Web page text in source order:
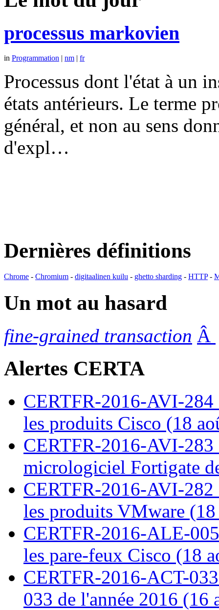
processus markovien
in Programmation | nm | fr
Processus dont l'état à un
états antérieurs. Le terme
général, et non au sens
d'expl…
Dernières définitions
Chrome - Chromium - digitaalinen kuilu - ghetto sharding - HTTP-
Un mot au hasard
fine-grained transaction Â
Alertes CERTA
CERTFR-2016-AVI-
les produits Cisco (18
CERTFR-2016-AVI-
micrologiciel Fortigate
CERTFR-2016-AVI-
les produits VMware
CERTFR-2016-ALE-
les pare-feux Cisco (18
CERTFR-2016-ACT-
033 de l'année 2016 (16